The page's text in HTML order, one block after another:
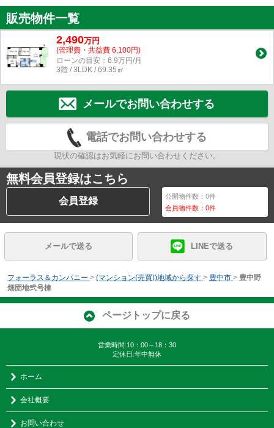
販売物件一覧
2,490万円
(管理費・共益費 6,100円)
ローンの目安：6.9万円/月
3階 / 3LDK / 69.35㎡
メールでお問い合わせする
電話でお問い合わせする
現状の確認はお気軽にお問い合わせください。
無料会員登録はこちら
会員登録 公開物件数：0件
会員物件数：0件
メールで送る LINEで送る
フォーラス＆カンパニー > (マンション(売買))地域から探す > 豊中市 > 豊中野
畑団地弐号棟
ページトップに戻る
営業時間:10：00～18：30
定休日:年中無休
ホーム
会社概要
お問い合わせ